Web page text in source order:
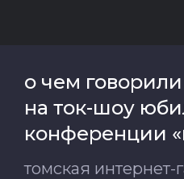
о чем говорили
на ток-шоу
конференции
томская интернет-